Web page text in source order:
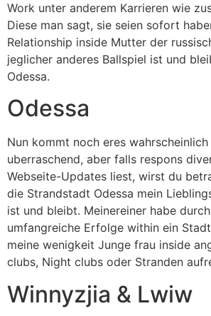
Work unter anderem Karrieren wie
Diese man sagt, sie seien sofort
Relationship inside Mutter der
jeglicher anderes Ballspiel ist und
Odessa.
Odessa
Nun kommt noch eres
uberraschend, aber falls respons
Webseite-Updates liest, wirst du
die Strandstadt Odessa mein
ist und bleibt. Meinereiner habe
umfangreiche Erfolge within ein
meine wenigkeit Junge frau inside
clubs, Night clubs oder Stranden
Winnyzjia & Lwiw